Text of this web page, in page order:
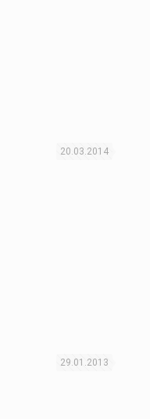
20.03.2014
29.01.2013